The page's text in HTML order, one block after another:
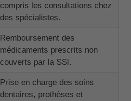
compris les consultations chez
des spécialistes.
Remboursement des
médicaments prescrits non
couverts par la SSI.
Prise en charge des soins
dentaires, prothèses et